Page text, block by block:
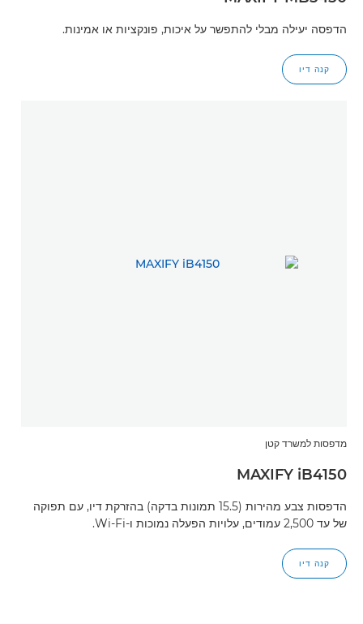
הדפסה יעילה מבלי להתפשר על איכות, פונקציות או אמינות.
קנה דיו
מדפסות למשרד קטן
MAXIFY iB4150
הדפסות צבע מהירות (15.5 תמונות בדקה) בהזרקת דיו, עם תפוקה
של עד 2,500 עמודים, עלויות הפעלה נמוכות ו-Wi-Fi.
קנה דיו